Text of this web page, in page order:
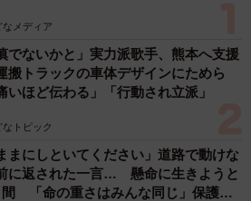
なメディア
でないかと」実力派歌手、熊本へ支援
トラックの車体デザインにためら
ほど伝わる」「行動され立派」
なトピック
まにしといてください」道路で動けな
に返された一言… 懸命に生きようと
間 「命の重さはみんな同じ」保護団